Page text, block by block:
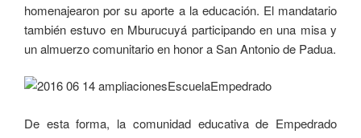
homenajearon por su aporte a la educación. El mandatario
también estuvo en Mburucuyá participando en una misa y
un almuerzo comunitario en honor a San Antonio de Padua.
De esta forma, la comunidad educativa de Empedrado